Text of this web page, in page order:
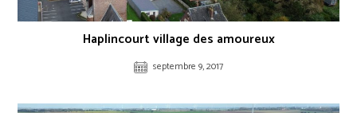
Haplincourt village des amoureux
septembre 9, 2017